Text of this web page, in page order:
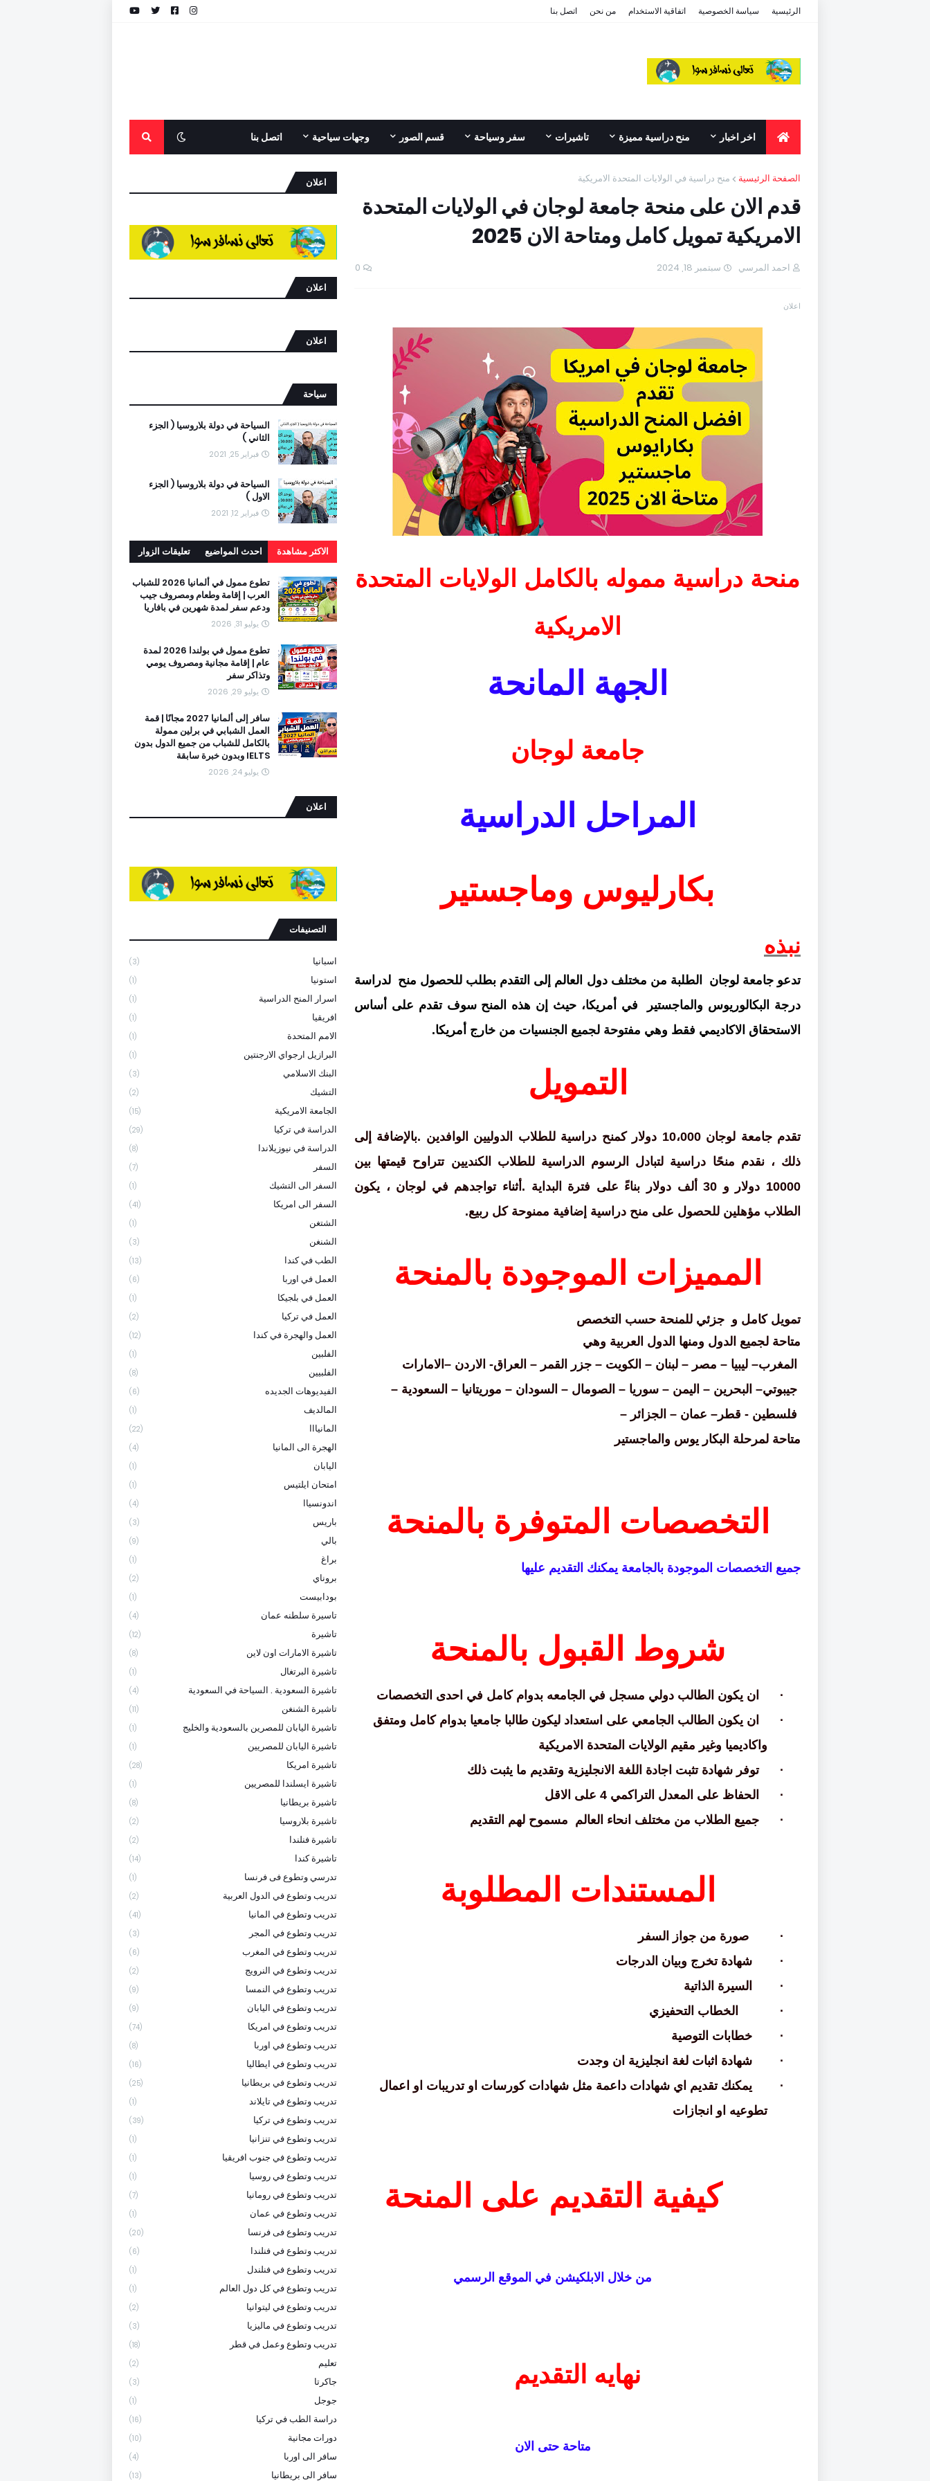
الرئيسية سياسة الخصوصية اتفاقية الاستخدام من نحن اتصل بنا
اخر اخبار منح دراسية مميزة تاشيرات سفر وسياحة قسم الصور وجهات سياحية اتصل بنا
الصفحة الرئيسية منح دراسية في الولايات المتحدة الامريكية
قدم الان على منحة جامعة لوجان في الولايات المتحدة
الامريكية تمويل كامل ومتاحة الان 2025
احمد المرسي سبتمبر 18, 2024 0
اعلان
منحة دراسية مموله بالكامل الولايات المتحدة
الامريكية
الجهة المانحة
جامعة لوجان
المراحل الدراسية
بكارليوس وماجستير
نبذه
تدعو جامعة لوجان الطلبة من مختلف دول العالم إلى التقدم بطلب للحصول منح لدراسة
درجة البكالوريوس والماجستير
في أمريكا، حيث إن هذه المنح سوف تقدم على أساس
الاستحقاق الاكاديمي فقط وهي مفتوحة لجميع الجنسيات من خارج أمريكا.
التمويل
تقدم جامعة لوجان 10،000 دولار كمنح دراسية للطلاب الدوليين الوافدين .بالإضافة إلى
ذلك ، نقدم منحًا دراسية لتبادل الرسوم الدراسية للطلاب الكنديين تتراوح قيمتها بين
10000 دولار و 30 ألف دولار بناءً على فترة البداية
. أثناء تواجدهم في لوجان ، يكون
الطلاب مؤهلين للحصول على منح دراسية إضافية ممنوحة كل ربيع.
المميزات الموجودة بالمنحة
تمويل كامل و جزئي للمنحة حسب التخصص
متاحة لجميع الدول ومنها الدول العربية وهي
الامارات – العراق- الاردن – جزر القمر – الكويت – لبنان – مصر – ليبيا –المغرب
– السعودية – موريتانيا – السودان – الصومال – سوريا – اليمن – البحرين –جيبوتي
– الجزائر – عمان – فلسطين - قطر
متاحة لمرحلة البكار يوس والماجستير
التخصصات المتوفرة بالمنحة
جميع التخصصات الموجودة بالجامعة يمكنك التقديم عليها
شروط القبول بالمنحة
·
ان يكون الطالب دولي مسجل في الجامعه بدوام كامل في احدى التخصصات
·
ان يكون الطالب الجامعي على استعداد ليكون طالبا جامعيا بدوام كامل ومتفق
واكاديميا وغير مقيم الولايات المتحدة الامريكية
·
توفر شهادة تثبت اجادة اللغة الانجليزية وتقديم ما يثبت ذلك
·
الحفاظ على المعدل التراكمي 4 على الاقل
·
جميع الطلاب من مختلف انحاء العالم مسموح لهم التقديم
لمستندات المطلوبة
·
صورة من جواز السفر
·
شهادة تخرج وبيان الدرجات
·
السيرة الذاتية
·
الخطاب التحفيزي
·
خطابات التوصية
·
شهادة اثبات لغة انجليزية ان وجدت
·
يمكنك تقديم اي شهادات داعمة مثل شهادات كورسات او تدريبات او اعمال
تطوعيه او انجازات
كيفية التقديم على المنحة
من خلال الابلكيشن في الموقع الرسمي
نهايه التقديم
متاحة حتى الان
اعلان
اعلان
اعلان
سياحة
السياحة في دولة بلاروسيا ( الجزء
الثاني )
فبراير 25, 2021
السياحة في دولة بلاروسيا ( الجزء
الاول )
فبراير 12, 2021
الاكثر مشاهدة احدث المواضيع تعليقات الزوار
تطوع ممول في ألمانيا 2026 للشباب
العرب | إقامة وطعام ومصروف جيب
ودعم سفر لمدة شهرين في بافاريا
يوليو 31, 2026
تطوع ممول في بولندا 2026 لمدة
عام | إقامة مجانية ومصروف يومي
وتذاكر سفر
يوليو 29, 2026
سافر إلى ألمانيا 2027 مجانًا | قمة
العمل الشبابي في برلين ممولة
بالكامل للشباب من جميع الدول بدون
IELTS وبدون خبرة سابقة
يوليو 24, 2026
اعلان
التصنيفات
اسبانيا (3)
استونيا (1)
اسرار المنح الدراسية (1)
افريقيا (1)
الامم المتحدة (1)
البرازيل ارجواي الارجنتين (1)
البنك الاسلامي (3)
التشيك (2)
الجامعة الامريكية (15)
الدراسة في تركيا (29)
الدراسة في نيوزيلاندا (8)
السفر (7)
السفر الى التشيك (1)
السفر الى امريكا (41)
الشتغن (1)
الشنغن (3)
الطب في كندا (13)
العمل في اوربا (6)
العمل في بلجيكا (1)
العمل في تركيا (2)
العمل والهجرة في كندا (12)
الفلبين (1)
الفلبيين (8)
الفيديوهات الجديده (6)
المالديف (1)
المانيااا (22)
الهجرة الى المانيا (4)
اليابان (1)
امتحان ايلتيس (1)
اندونسياا (4)
باريس (3)
بالي (9)
براغ (1)
بروناي (2)
بودابيست (1)
تاسيرة سلطنه عمان (4)
تاشيرة (12)
تاشيرة الامارات اون لاين (8)
تاشيرة البرتغال (1)
تاشيرة السعودية . السياحة في السعودية (4)
تاشيرة الشنغن (11)
تاشيرة اليابان للمصرين بالسعودية والخليج (1)
تاشيرة اليابان للمصريين (1)
تاشيرة امريكا (28)
تاشيرة ايسلندا للمصريين (1)
تاشيرة بريطانيا (8)
تاشيرة بلاروسيا (2)
تاشيرة فنلندا (2)
تاشيرة كندا (14)
تدرسي وتطوع فى فرنسا (1)
تدريب وتطوع في الدول العربية (2)
تدريب وتطوع في المانيا (41)
تدريب وتطوع في المجر (3)
تدريب وتطوع في المغرب (6)
تدريب وتطوع في النرويج (2)
تدريب وتطوع في النمسا (9)
تدريب وتطوع في اليابان (9)
تدريب وتطوع في امريكا (74)
تدريب وتطوع في اوربا (8)
تدريب وتطوع في ايطاليا (16)
تدريب وتطوع في بريطانيا (25)
تدريب وتطوع في تايلاند (1)
تدريب وتطوع في تركيا (39)
تدريب وتطوع في تنزانيا (1)
تدريب وتطوع في جنوب افريقيا (1)
تدريب وتطوع في روسيا (1)
تدريب وتطوع في رومانيا (7)
تدريب وتطوع في عمان (1)
تدريب وتطوع فى فرنسا (20)
تدريب وتطوع في فنلندا (6)
تدريب وتطوع في فنلندل (1)
تدريب وتطوع في كل دول العالم (1)
تدريب وتطوع في ليتوانيا (2)
تدريب وتطوع في ماليزيا (3)
تدريب وتطوع وعمل في قطر (18)
تعليم (2)
جاكرتا (3)
جوجل (1)
دراسة الطب في تركيا (16)
دورات مجانية (10)
سافر الى اوربا (4)
سافر الى بريطانيا (13)